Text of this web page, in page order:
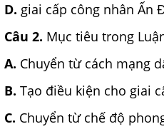
D. giai cấp công nhân Ấn
Câu 2. Mục tiêu trong
A. Chuyển từ cách mạng
B. Tạo điều kiện cho giai
C. Chuyển từ chế độ